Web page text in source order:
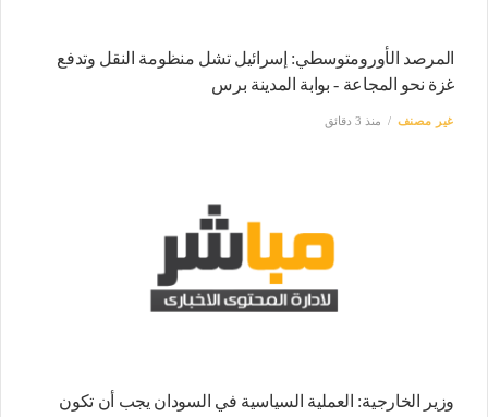
المرصد الأورومتوسطي: إسرائيل تشل منظومة النقل وتدفع
غزة نحو المجاعة - بوابة المدينة برس
غير مصنف منذ 3 دقائق
وزير الخارجية: العملية السياسية في السودان يجب أن تكون